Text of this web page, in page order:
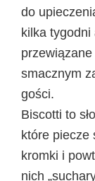
do
kilka
smacznym
gości.
Biscotti to
które piecze
kromki i
nich